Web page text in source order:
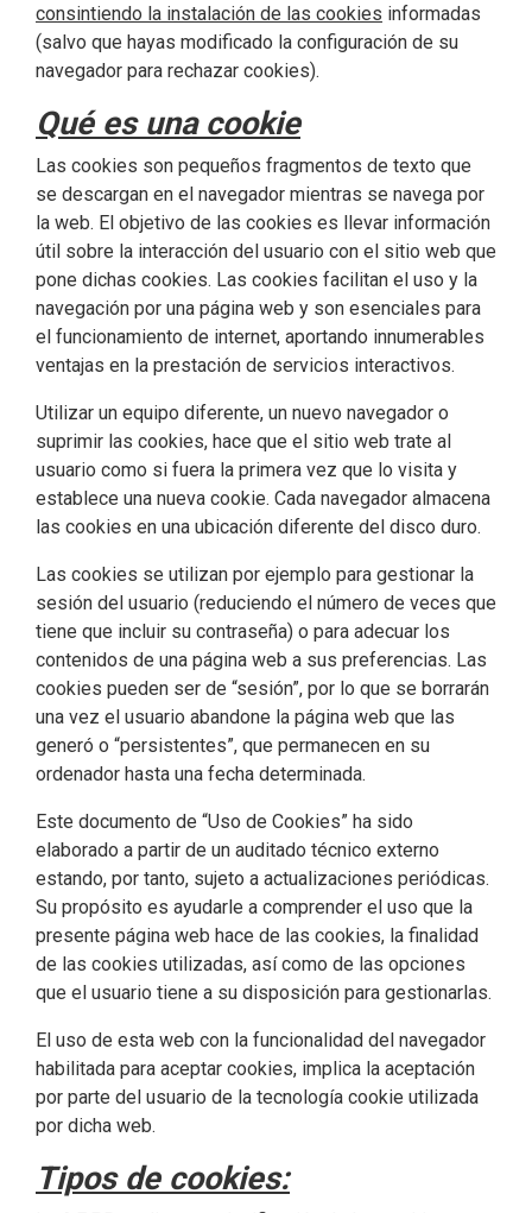
consintiendo la instalación de las cookies informadas
(salvo que hayas modificado la configuración de su
navegador para rechazar cookies).
Qué es una cookie
Las cookies son pequeños fragmentos de texto que
se descargan en el navegador mientras se navega por
la web. El objetivo de las cookies es llevar información
útil sobre la interacción del usuario con el sitio web que
pone dichas cookies. Las cookies facilitan el uso y la
navegación por una página web y son esenciales para
el funcionamiento de internet, aportando innumerables
ventajas en la prestación de servicios interactivos.
Utilizar un equipo diferente, un nuevo navegador o
suprimir las cookies, hace que el sitio web trate al
usuario como si fuera la primera vez que lo visita y
establece una nueva cookie. Cada navegador almacena
las cookies en una ubicación diferente del disco duro.
Las cookies se utilizan por ejemplo para gestionar la
sesión del usuario (reduciendo el número de veces que
tiene que incluir su contraseña) o para adecuar los
contenidos de una página web a sus preferencias. Las
cookies pueden ser de “sesión”, por lo que se borrarán
una vez el usuario abandone la página web que las
generó o “persistentes”, que permanecen en su
ordenador hasta una fecha determinada.
Este documento de “Uso de Cookies” ha sido
elaborado a partir de un auditado técnico externo
estando, por tanto, sujeto a actualizaciones periódicas.
Su propósito es ayudarle a comprender el uso que la
presente página web hace de las cookies, la finalidad
de las cookies utilizadas, así como de las opciones
que el usuario tiene a su disposición para gestionarlas.
El uso de esta web con la funcionalidad del navegador
habilitada para aceptar cookies, implica la aceptación
por parte del usuario de la tecnología cookie utilizada
por dicha web.
Tipos de cookies: